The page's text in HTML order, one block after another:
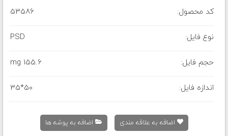
کد محصول: 53586
نوع فایل: PSD
حجم فایل: 155.6 mg
اندازه فایل: 35*50
اضافه به علاقه مندی اضافه به پوشه ها